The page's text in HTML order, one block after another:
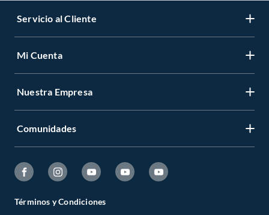
Servicio al Cliente
Mi Cuenta
Nuestra Empresa
Comunidades
Términos y Condiciones